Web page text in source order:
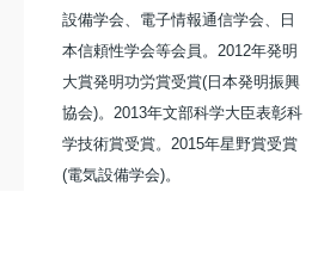
設備学会、電子情報通信学会、日
本信頼性学会等会員。2012年発明
大賞発明功労賞受賞(日本発明振興
協会)。2013年文部科学大臣表彰科
学技術賞受賞。2015年星野賞受賞
(電気設備学会)。